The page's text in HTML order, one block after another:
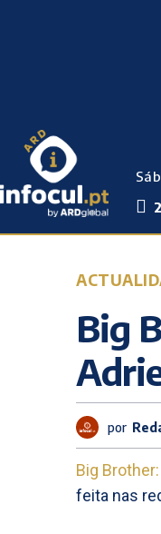
Big
por
Big Brother:
feita nas